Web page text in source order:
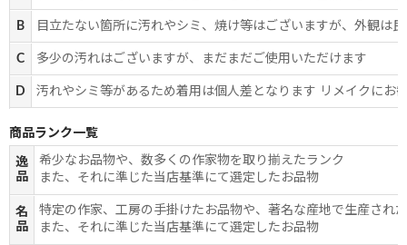
B 目立たない箇所に汚れやシミ、焼け等はございますが、外観は
C 多少の汚れはございますが、まだまだご使用いただけます
D 汚れやシミ等があるため着用は個人差となります リメイクにお
商品ランク一覧
逸
品
希少なお品物や、数多くの作家物を取り揃えたランク
また、それに準じた当店基準にて選定したお品物
名
品
特定の作家、工房の手掛けたお品物や、著名な産地で生産され
また、それに準じた当店基準にて選定したお品物